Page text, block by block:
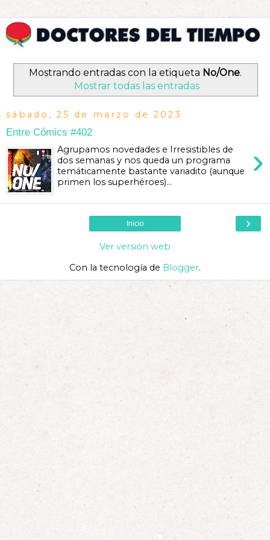
Mostrando entradas con la etiqueta No/One.
Mostrar todas las entradas
sábado, 25 de marzo de 2023
Entre Cómics #402
›
Agrupamos novedades e Irresistibles de
dos semanas y nos queda un programa
temáticamente bastante variadito (aunque
primen los superhéroes)...
›
Inicio
Ver versión web
Con la tecnología de Blogger.